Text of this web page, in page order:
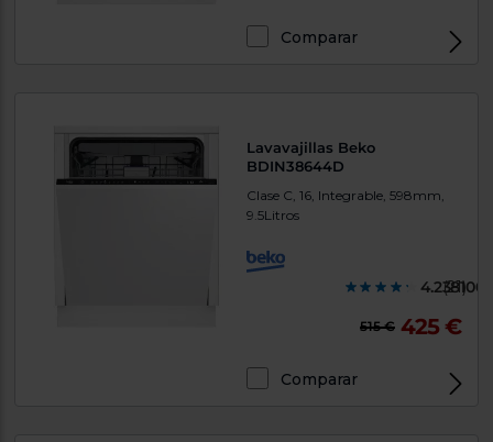
Comparar
Lavavajillas Beko
BDIN38644D
Clase C, 16, Integrable, 598mm,
9.5Litros
(21)
515 € 425 €
Comparar